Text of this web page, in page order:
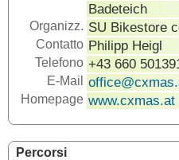
Badeteich
Organizz. SU Bikestore
Contatto Philipp Heigl
Telefono +43 660
E-Mail
Homepage www.cxmas.at
Percorsi